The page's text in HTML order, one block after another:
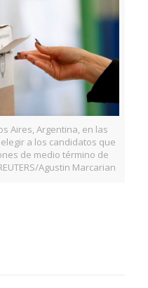
Aires, Argentina, en las
a los candidatos que
de medio término de
Agustin Marcarian